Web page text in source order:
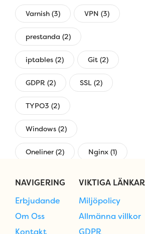
Varnish (3) VPN (3)
prestanda (2)
iptables (2) Git (2)
GDPR (2) SSL (2)
TYPO3 (2)
Windows (2)
Oneliner (2) Nginx (1)
NAVIGERING
Erbjudande
Om Oss
Kontakt
VIKTIGA LÄNKAR
Miljöpolicy
Allmänna villkor
GDPR